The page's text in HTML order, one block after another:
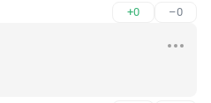
+0 –0